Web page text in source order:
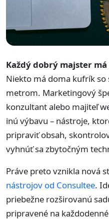
Každý dobrý majster
Niekto má doma kufrík
metrom. Marketingový
konzultant alebo majiteľ
inú výbavu – nástroje,
pripraviť obsah,
vyhnúť sa zbytočným
Práve preto vznikla nová
nástrojov od Consultee.
priebežne rozširovanú
pripravené na